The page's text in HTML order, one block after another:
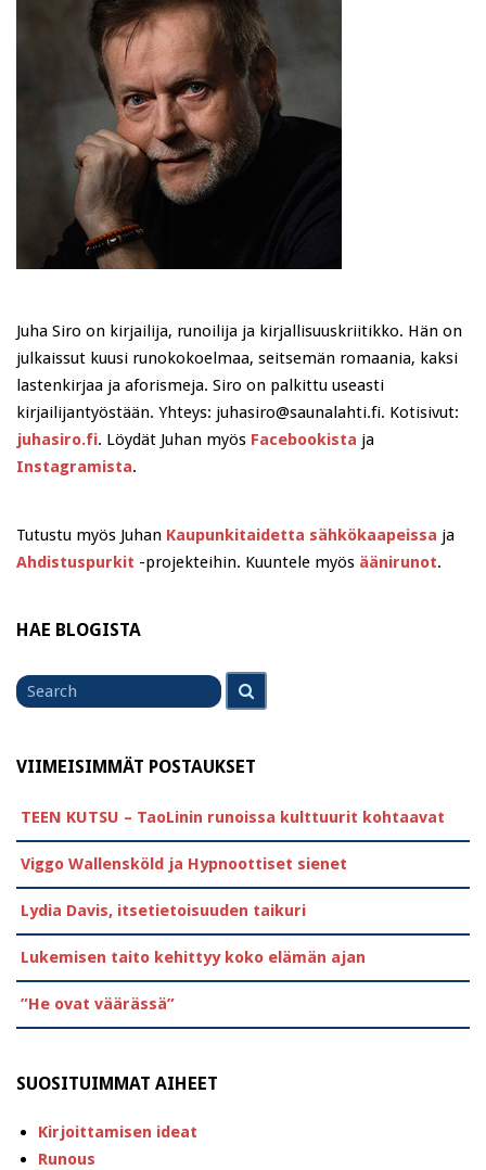
Juha Siro on kirjailija, runoilija ja kirjallisuuskriitikko. Hän on
julkaissut kuusi runokokoelmaa, seitsemän romaania, kaksi
lastenkirjaa ja aforismeja. Siro on palkittu useasti
kirjailijantyöstään. Yhteys: juhasiro@saunalahti.fi. Kotisivut:
juhasiro.fi. Löydät Juhan myös Facebookista ja
Instagramista.
Tutustu myös Juhan Kaupunkitaidetta sähkökaapeissa ja
Ahdistuspurkit -projekteihin. Kuuntele myös äänirunot.
HAE BLOGISTA
Search
for
VIIMEISIMMÄT POSTAUKSET
TEEN KUTSU – TaoLinin runoissa kulttuurit kohtaavat
Viggo Wallensköld ja Hypnoottiset sienet
Lydia Davis, itsetietoisuuden taikuri
Lukemisen taito kehittyy koko elämän ajan
”He ovat väärässä”
SUOSITUIMMAT AIHEET
Kirjoittamisen ideat
Runous